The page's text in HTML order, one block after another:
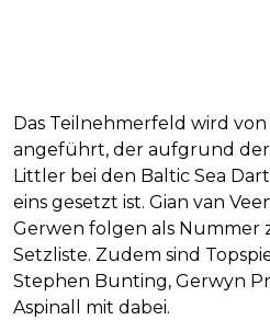
Das Teilnehmerfeld wird
angeführt, der aufgrund
Littler bei den Baltic Sea
eins gesetzt ist. Gian van
Gerwen folgen als Nummer
Setzliste. Zudem sind
Stephen Bunting, Gerwyn
Aspinall mit dabei.